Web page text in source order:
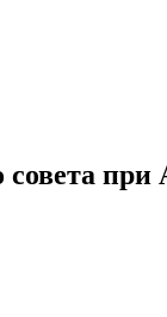
совета